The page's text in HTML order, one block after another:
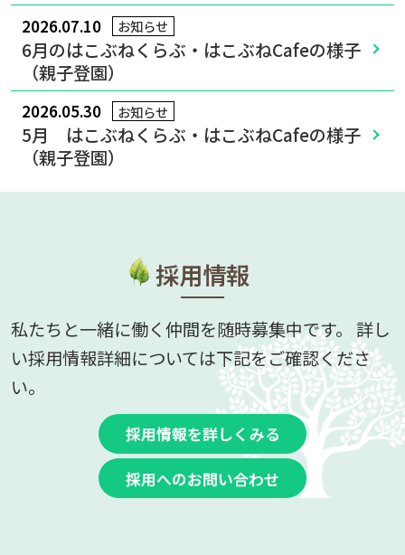
2026.07.10 お知らせ
6月のはこぶねくらぶ・はこぶねCafeの様子
（親子登園）
2026.05.30 お知らせ
5月 はこぶねくらぶ・はこぶねCafeの様子
（親子登園）
採用情報
私たちと一緒に働く仲間を随時募集中です。 詳し
い採用情報詳細については下記をご確認くださ
い。
採用情報を詳しくみる
採用へのお問い合わせ